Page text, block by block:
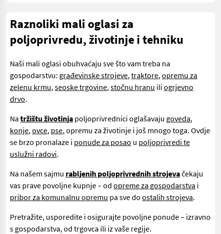
Raznoliki mali oglasi za
poljoprivredu, životinje i tehniku
Naši mali oglasi obuhvaćaju sve što vam treba na
gospodarstvu: građevinske strojeve,traktore,opremu za
zelenu krmu,seoske trgovine,stočnu hranu ili ogrjevno
drvo.
Na tržištu životinja poljoprivrednici oglašavaju goveda,
konje,ovce, pse, opremu za životinje i još mnogo toga. Ovdje
se brzo pronalaze i ponude za posao u poljoprivredi te
uslužni radovi.
Na našem sajmu rabljenih poljoprivrednih strojevačekaju
vas prave povoljne kupnje – od opreme za gospodarstva i
pribor za komunalnu opremu pa sve do ostalih strojeva.
Pretražite, usporedite i osigurajte povoljne ponude – izravno
s gospodarstva, od trgovca ili iz vaše regije.